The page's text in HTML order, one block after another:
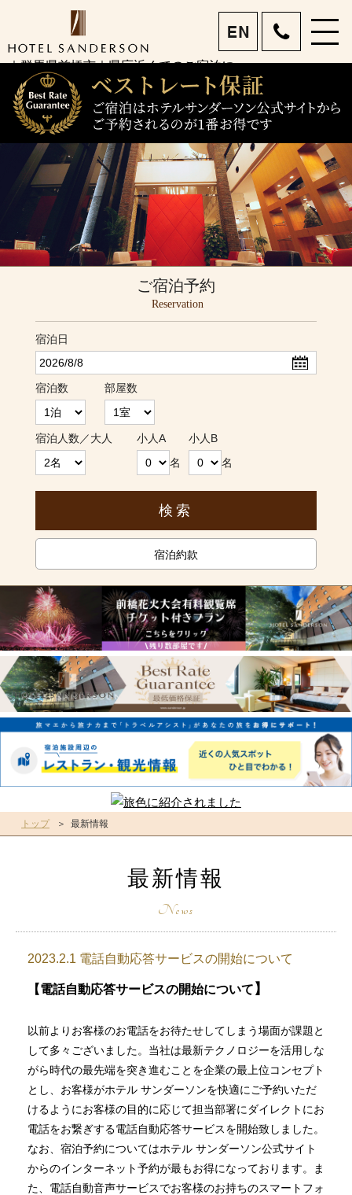
ホテルサンダーソン 前
橋市で宿泊・女子旅｜眺
望を楽しめるホテルレス
トラン｜ビジネスも旅行
もお任せあれ
｜群馬県前橋市｜県庁近くでのご宿泊に menu
ご宿泊予約
Reservation
宿泊日
宿泊数 部屋数
宿泊人数／大人
小人A
名
小人B
名
宿泊約款
トップ 最新情報
最新情報
2023.2.1 電話自動応答サービスの開始について
【電話自動応答サービスの開始について 】
以前よりお客様のお電話をお待たせしてしまう場面が課題と
して多々ございました。当社は最新テクノロジーを活用しな
がら時代の最先端を突き進むことを企業の最上位コンセプト
とし、お客様がホテル サンダーソンを快適にご予約いただ
けるようにお客様の目的に応じて担当部署にダイレクトにお
電話をお繋ぎする電話自動応答サービスを開始致しました。
なお、宿泊予約についてはホテル サンダーソン公式サイト
からのインターネット予約が最もお得になっております。ま
た、電話自動音声サービスでお客様のお持ちのスマートフォ